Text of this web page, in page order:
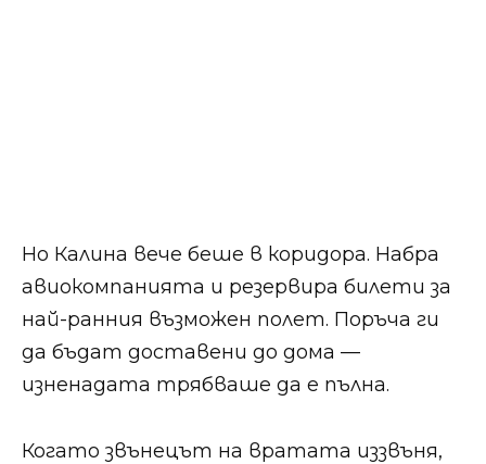
Но Калина вече беше в коридора. Набра
авиокомпанията и резервира билети за
най-ранния възможен полет. Поръча ги
да бъдат доставени до дома —
изненадата трябваше да е пълна.
Когато звънецът на вратата иззвъня,